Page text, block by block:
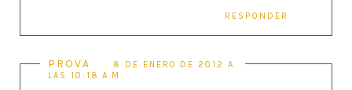
RESPONDER
PROVA
8 DE ENERO DE 2012 A
LAS 10:18 A.M.